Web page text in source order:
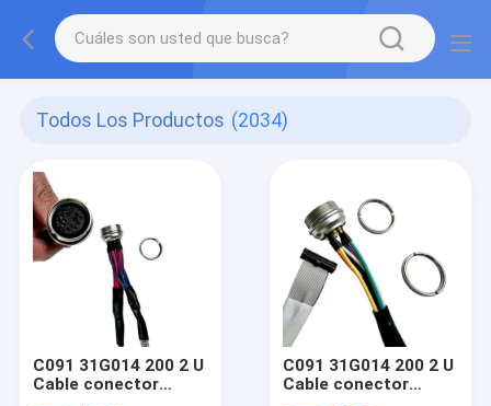
Todos Los Productos (2034)
C091 31G014 200 2 U
Cable conector
C091 31G014 200 2 U
Cable conector